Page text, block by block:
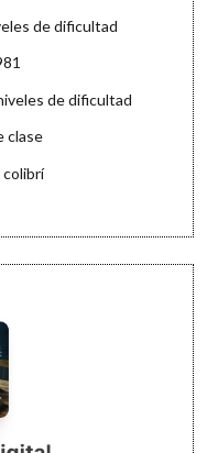
de dificultad
de dificultad
clase
colibrí